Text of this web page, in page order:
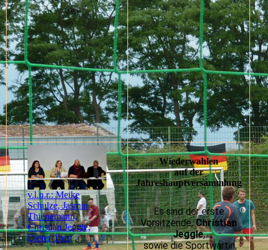
v.l.n.r.: Meike
Schulze, Jasmin
Thienemann,
Christian Jeggle,
Dieter Trost
Wiederwahlen
auf der
Jahreshauptversammlung
Es sind der erste
Vorsitzende,Christian
Jeggle,
sowie die Sportwartin,